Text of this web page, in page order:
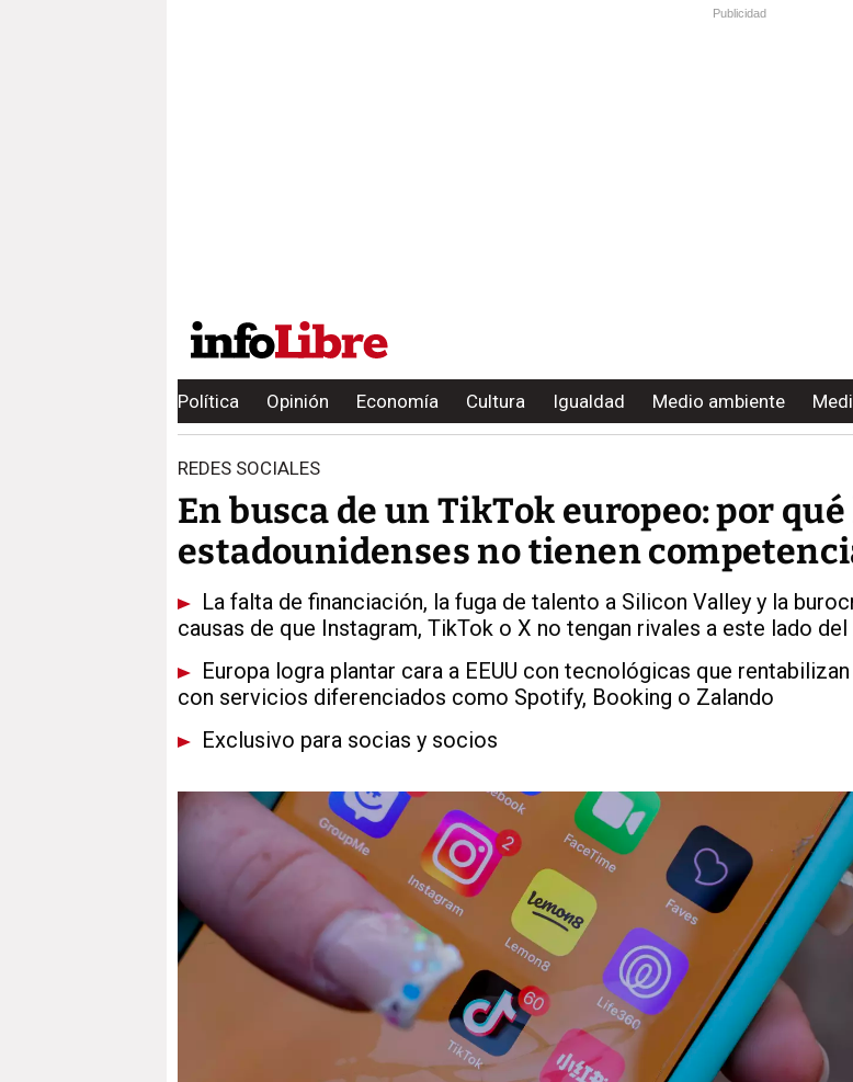
Publicidad
Política Opinión Economía Cultura Igualdad Medio ambiente
REDES SOCIALES
En busca de un TikTok europeo: por
estadounidenses no tienen
La falta de financiación, la fuga de talento a Silicon Valley y la
causas de que Instagram, TikTok o X no tengan rivales a este lado
Europa logra plantar cara a EEUU con tecnológicas que
con servicios diferenciados como Spotify, Booking o Zalando
Exclusivo para socias y socios